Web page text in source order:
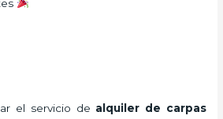
el servicio de alquiler de carpas